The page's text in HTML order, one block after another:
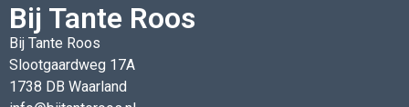
Bij Tante Roos
Bij Tante Roos
Slootgaardweg 17A
1738 DB Waarland